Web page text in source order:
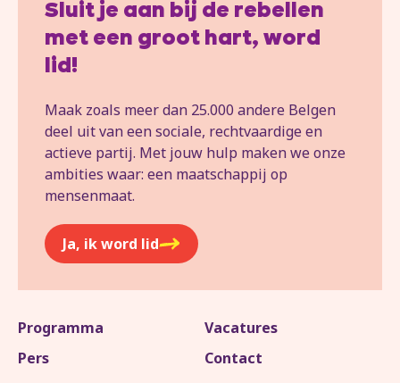
Sluit je aan bij de rebellen
met een groot hart, word
lid!
Maak zoals meer dan 25.000 andere Belgen
deel uit van een sociale, rechtvaardige en
actieve partij. Met jouw hulp maken we onze
ambities waar: een maatschappij op
mensenmaat.
Ja, ik word lid
Programma
Vacatures
Pers
Contact